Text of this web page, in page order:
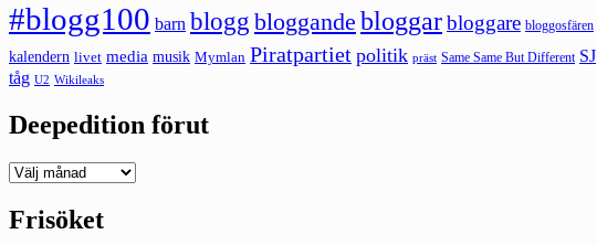
#blogg100 barn blogg bloggande bloggarbloggare bloggosfären
kalendern livet media musik Mymlan Piratpartiet politik präst Same Same But Different SJ
tåg U2 Wikileaks
Deepedition förut
Deepedition
Frisöket